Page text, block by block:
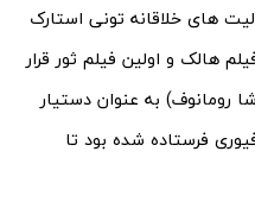
های خلاقانه تونی استارک
هالک و اولین فیلم ثور قرار
سیاه (ناتاشا رومانوف) به عنوان دستیار
فرستاده شده بود تا